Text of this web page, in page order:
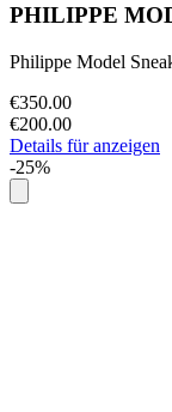
PHILIPPE
Philippe Model
€350.00
€200.00
Details für anzeigen
-25%